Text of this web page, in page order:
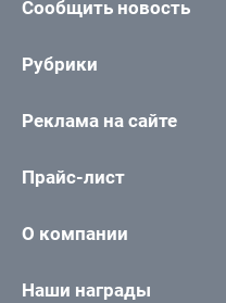
Сообщить новость
Рубрики
Реклама на сайте
Прайс-лист
О компании
Наши награды